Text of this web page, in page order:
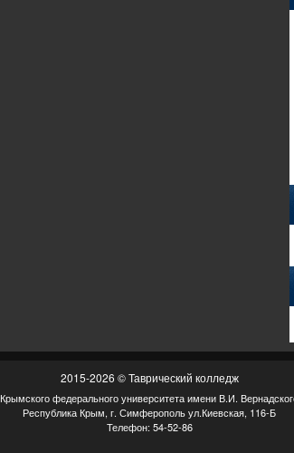
2015-2026 © Таврический колледж
Крымского федерального университета имени В.И.
Республика Крым, г. Симферополь ул.Киевская, 116-Б
Телефон: 54-52-86